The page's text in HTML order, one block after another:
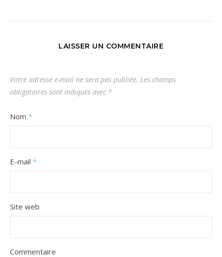
LAISSER UN COMMENTAIRE
Votre adresse e-mail ne sera pas publiée. Les champs
obligatoires sont indiqués avec *
Nom *
E-mail *
Site web
Commentaire